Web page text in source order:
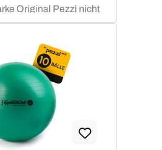
Original Pezzi nicht
„Pezziball“ – auch
mit dieser italienischen
Neu im
– der innovative
Familie.
die seit über 60
besteht, entwickelt sich
In enger